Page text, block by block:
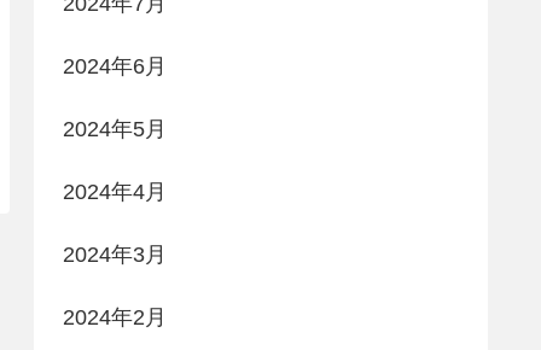
2024年6月
2024年5月
2024年4月
2024年3月
2024年2月